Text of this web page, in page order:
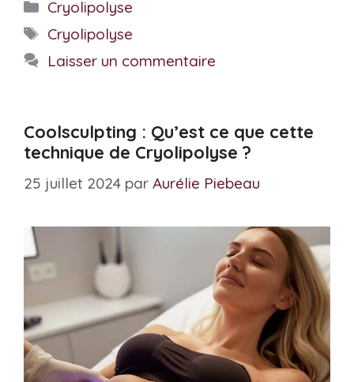
Cryolipolyse
Étiquettes
Cryolipolyse
Laisser un commentaire
Coolsculpting : Qu’est ce que cette
technique de Cryolipolyse ?
25 juillet 2024 par Aurélie Piebeau